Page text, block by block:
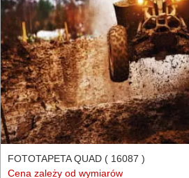
FOTOTAPETA QUAD ( 16087 )
Cena zależy od wymiarów